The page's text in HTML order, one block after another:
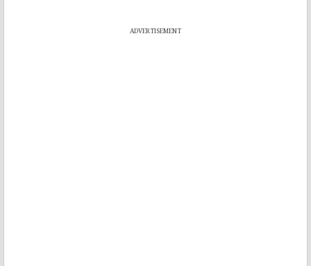
ADVERTISEMENT